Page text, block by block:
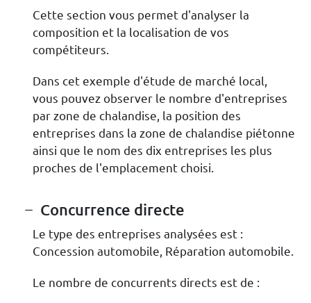
Cette section vous permet d'analyser la
composition et la localisation de vos
compétiteurs.
Dans cet exemple d'étude de marché local,
vous pouvez observer le nombre d'entreprises
par zone de chalandise, la position des
entreprises dans la zone de chalandise piétonne
ainsi que le nom des dix entreprises les plus
proches de l'emplacement choisi.
Concurrence directe
Le type des entreprises analysées est :
Concession automobile, Réparation automobile.
Le nombre de concurrents directs est de :